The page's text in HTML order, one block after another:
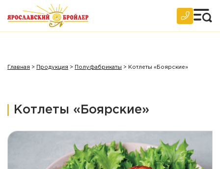
Главная > Продукция > Полуфабрикаты > Котлеты «Боярские»
Котлеты «Боярские»